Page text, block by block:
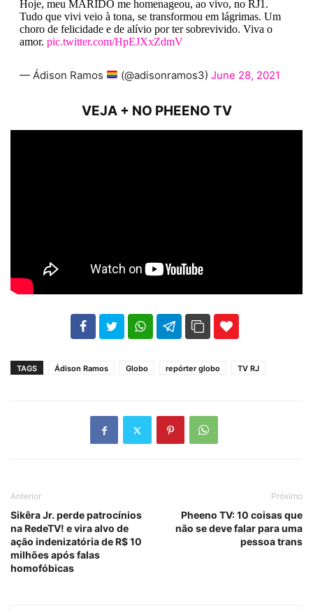
Hoje, meu MARIDO me homenageou, ao vivo, no RJ1.
Tudo que vivi veio à tona, se transformou em lágrimas. Um
choro de felicidade e de alívio por ter sobrevivido. Viva o
amor. pic.twitter.com/HpEJXxZdmV
— Ádison Ramos (@adisonramos3) June 28, 2021
VEJA + NO PHEENO TV
102 35
TAGS Ádison Ramos Globo repórter globo TV RJ
Anterior
Sikêra Jr. perde patrocínios
na RedeTV! e vira alvo de
ação indenizatória de R$ 10
milhões após falas
homofóbicas
Próximo
Pheeno TV: 10 coisas que
não se deve falar para uma
pessoa trans